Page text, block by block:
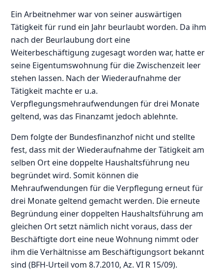
Ein Arbeitnehmer war von seiner auswärtigen
Tätigkeit für rund ein Jahr beurlaubt worden. Da ihm
nach der Beurlaubung dort eine
Weiterbeschäftigung zugesagt worden war, hatte er
seine Eigentumswohnung für die Zwischenzeit leer
stehen lassen. Nach der Wiederaufnahme der
Tätigkeit machte er u.a.
Verpflegungsmehraufwendungen für drei Monate
geltend, was das Finanzamt jedoch ablehnte.
Dem folgte der Bundesfinanzhof nicht und stellte
fest, dass mit der Wiederaufnahme der Tätigkeit am
selben Ort eine doppelte Haushaltsführung neu
begründet wird. Somit können die
Mehraufwendungen für die Verpflegung erneut für
drei Monate geltend gemacht werden. Die erneute
Begründung einer doppelten Haushaltsführung am
gleichen Ort setzt nämlich nicht voraus, dass der
Beschäftigte dort eine neue Wohnung nimmt oder
ihm die Verhältnisse am Beschäftigungsort bekannt
sind (BFH-Urteil vom 8.7.2010, Az. VI R 15/09).